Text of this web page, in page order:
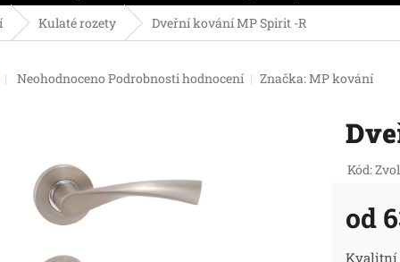
Kulaté rozety Dveřní kování MP Spirit -R
Průměrné
hvězdiček.
Neohodnoceno Podrobnosti hodnocení Značka:MP kování
Kód:
od
Kvalitní